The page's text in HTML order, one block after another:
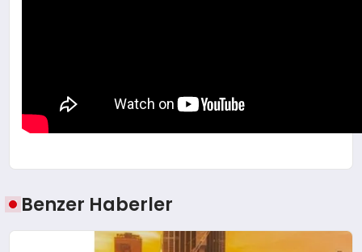
Benzer Haberler